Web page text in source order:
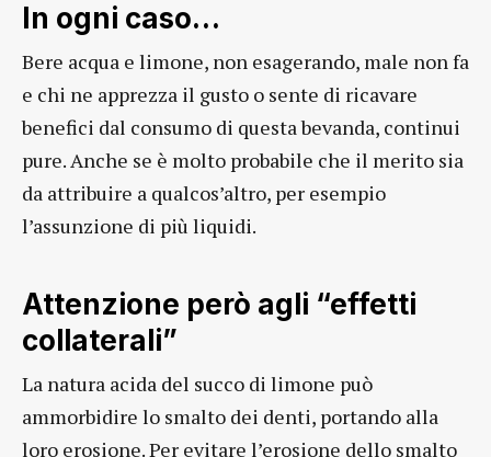
In ogni caso…
Bere acqua e limone, non esagerando, male non fa
e chi ne apprezza il gusto o sente di ricavare
benefici dal consumo di questa bevanda, continui
pure. Anche se è molto probabile che il merito sia
da attribuire a qualcos’altro, per esempio
l’assunzione di più liquidi.
Attenzione però agli “effetti
collaterali”
La natura acida del succo di limone può
ammorbidire lo smalto dei denti, portando alla
loro erosione. Per evitare l’erosione dello smalto